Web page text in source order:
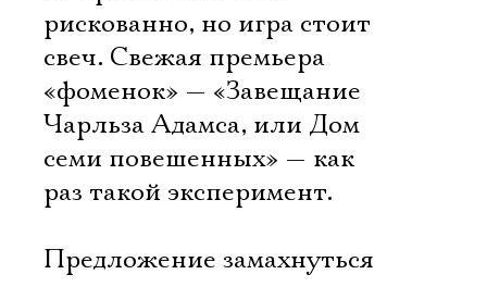
рискованно, но игра стоит
свеч. Свежая премьера
«фоменок» — «Завещание
Чарльза Адамса, или Дом
семи повешенных» — как
раз такой эксперимент.
Предложение замахнуться